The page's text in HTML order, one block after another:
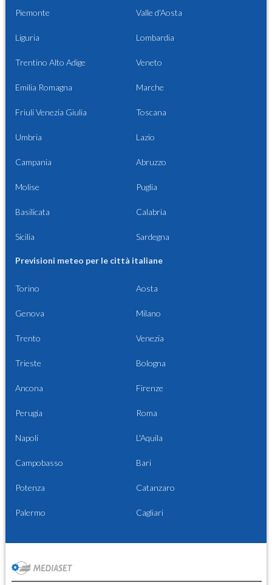
Piemonte Valle d'Aosta
Liguria Lombardia
Trentino Alto Adige Veneto
Emilia Romagna Marche
Friuli Venezia Giulia Toscana
Umbria Lazio
Campania Abruzzo
Molise Puglia
Basilicata Calabria
Sicilia Sardegna
Previsioni meteo per le città italiane
Torino Aosta
Genova Milano
Trento Venezia
Trieste Bologna
Ancona Firenze
Perugia Roma
Napoli L'Aquila
Campobasso Bari
Potenza Catanzaro
Palermo Cagliari